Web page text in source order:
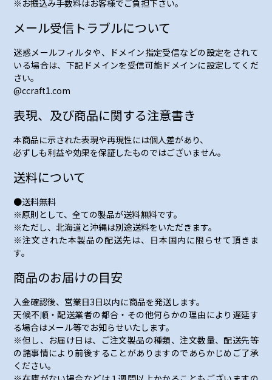
※お振込み手数料はお客様でご負担下さい。
メール受信トラブルについて
迷惑メールフィルタや、ドメイン指定受信などの設定をされて
いる場合は、下記ドメインを受信可能ドメインに設定してくだ
さい。
@ccraft1.com
表現、及び商品に関する注意書き
本商品に示された表現や再現性には個人差があり、
必ずしも利益や効果を保証したものではございません。
送料について
●送料無料
※原則として、全ての製品が送料無料です。
※ただし、北海道と沖縄は別途送料をいただきます。
※注文された本製品の配送先は、日本国内に限らせて頂きま
す。
商品のお届けの目安
入金確認後、営業日3日以内に商品を発送します。
天候不順・配送業者の都合・その他何らかの理由により遅延す
る場合はメール等でお知らせいたします。
※但し、お届け日は、ご注文製品の種類、注文数量、配送先等
の諸事情により前後することがありますのであらかじめご了承
ください。